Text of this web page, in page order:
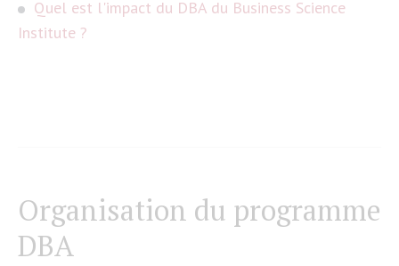
Quel est l'impact du DBA du Business Science
Institute ?
Organisation du programme
DBA